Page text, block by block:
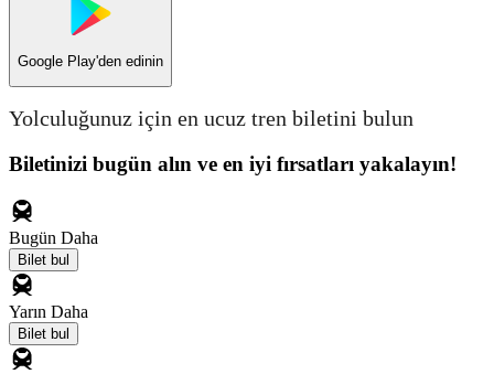
Google Play'den edinin
Yolculuğunuz için en ucuz tren biletini bulun
Biletinizi bugün alın ve en iyi fırsatları yakalayın!
Bugün Daha
Bilet bul
Yarın Daha
Bilet bul